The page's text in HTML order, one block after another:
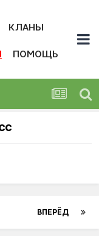
КЛАНЫ
ПОМОЩЬ
ВПЕРЁД